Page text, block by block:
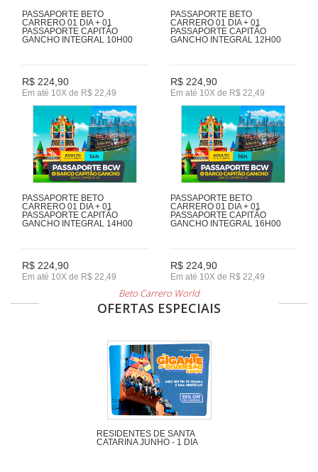
PASSAPORTE BETO
CARRERO 01 DIA + 01
PASSAPORTE CAPITÃO
GANCHO INTEGRAL 10H00
R$ 224,90
Em até 10X de R$ 22,49
PASSAPORTE BETO
CARRERO 01 DIA + 01
PASSAPORTE CAPITÃO
GANCHO INTEGRAL 12H00
R$ 224,90
Em até 10X de R$ 22,49
PASSAPORTE BETO
CARRERO 01 DIA + 01
PASSAPORTE CAPITÃO
GANCHO INTEGRAL 14H00
R$ 224,90
Em até 10X de R$ 22,49
PASSAPORTE BETO
CARRERO 01 DIA + 01
PASSAPORTE CAPITÃO
GANCHO INTEGRAL 16H00
R$ 224,90
Em até 10X de R$ 22,49
Beto Carrero World
OFERTAS ESPECIAIS
RESIDENTES DE SANTA
CATARINA JUNHO - 1 DIA